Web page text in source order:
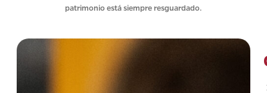
patrimonio está siempre resguardado.